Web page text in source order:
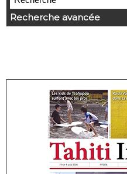
Recherche avancée